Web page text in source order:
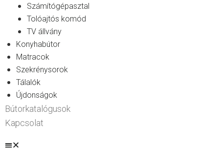
Számítógépasztal
Tolóajtós komód
TV állvány
Konyhabútor
Matracok
Szekrénysorok
Tálalók
Újdonságok
Bútorkatalógusok
Kapcsolat